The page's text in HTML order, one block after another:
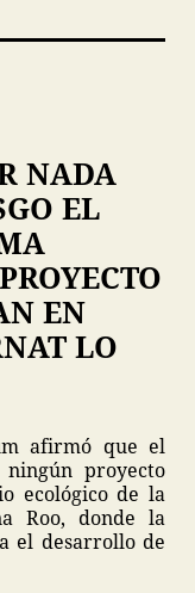
NADA
EL
EN
LO
afirmó que el
proyecto
ecológico de la
Roo, donde la
el desarrollo de